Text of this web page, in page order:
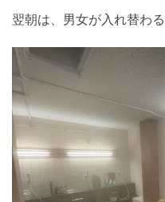
翌朝は、男女が入れ替わる